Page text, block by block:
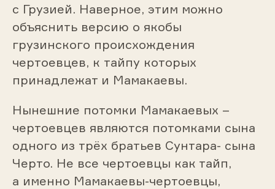
с Грузией. Наверное, этим можно
объяснить версию о якобы
грузинского происхождения
чертоевцев, к тайпу которых
принадлежат и Мамакаевы.
Нынешние потомки Мамакаевых –
чертоевцев являются потомками сына
одного из трёх братьев Сунтара- сына
Черто. Не все чертоевцы как тайп,
а именно Мамакаевы-чертоевцы,